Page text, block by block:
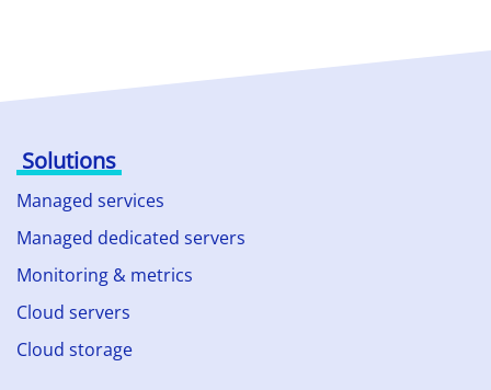
Solutions
Managed services
Managed dedicated servers
Monitoring & metrics
Cloud servers
Cloud storage